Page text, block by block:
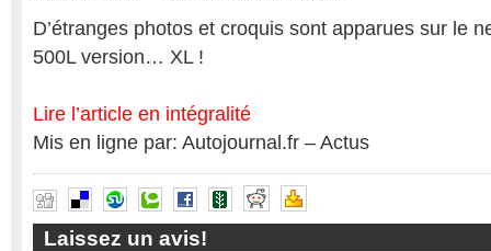
D’étranges photos et croquis sont apparues sur le
500L version… XL !
Lire l’article en intégralité
Mis en ligne par: Autojournal.fr – Actus
Laissez un avis!